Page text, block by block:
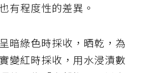
有程度性的差異。
暗綠色時採收，晒乾，為
變紅時採收，用水浸漬數